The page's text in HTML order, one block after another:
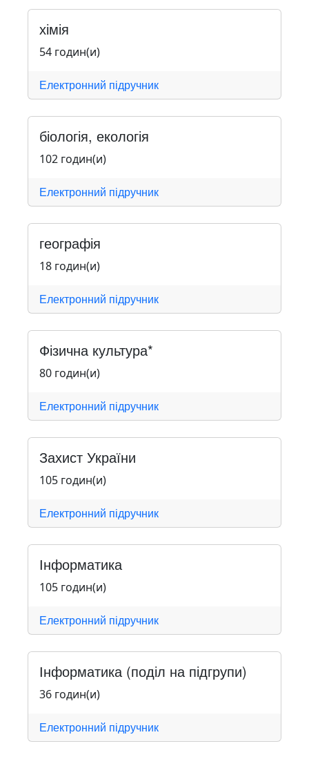
хімія
54 годин(и)
Електронний підручник
біологія, екологія
102 годин(и)
Електронний підручник
географія
18 годин(и)
Електронний підручник
Фізична культура*
80 годин(и)
Електронний підручник
Захист України
105 годин(и)
Електронний підручник
Інформатика
105 годин(и)
Електронний підручник
Інформатика (поділ на підгрупи)
36 годин(и)
Електронний підручник